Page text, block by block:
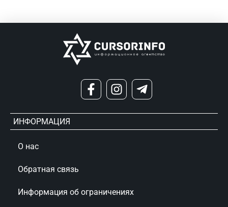
ИНФОРМАЦИЯ
О нас
Обратная связь
Информация об ограничениях